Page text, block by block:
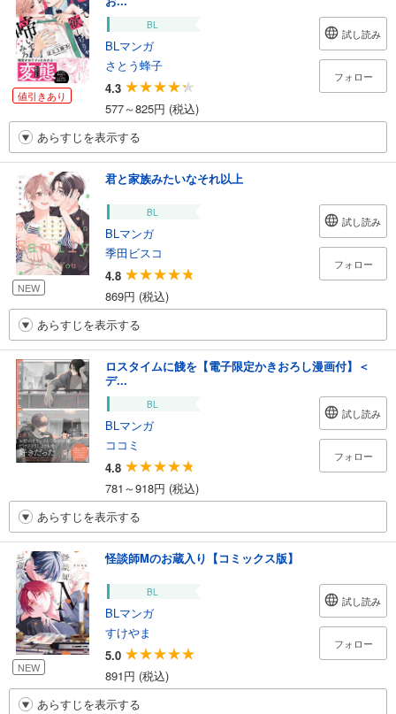
値引きあり
BL
BLマンガ
さとう蜂子
4.3
577～825円 (税込)
試し読み
フォロー
あらすじを表示する
NEW
君と家族みたいなそれ以上
BL
BLマンガ
季田ビスコ
4.8
869円 (税込)
試し読み
フォロー
あらすじを表示する
ロスタイムに餞を【電子限定かきおろし漫画付】＜
デ...
BL
BLマンガ
ココミ
4.8
781～918円 (税込)
試し読み
フォロー
あらすじを表示する
NEW
怪談師Mのお蔵入り【コミックス版】
BL
BLマンガ
すけやま
5.0
891円 (税込)
試し読み
フォロー
あらすじを表示する